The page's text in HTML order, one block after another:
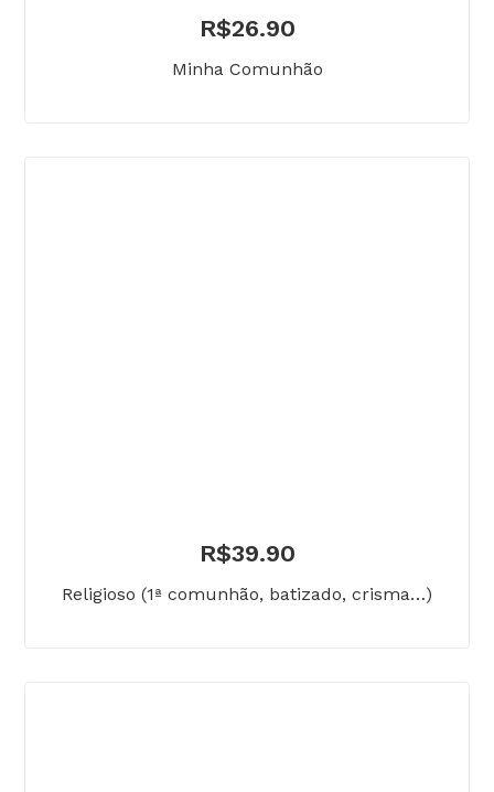
R$26.90
Minha Comunhão
R$39.90
Religioso (1ª comunhão, batizado, crisma…)